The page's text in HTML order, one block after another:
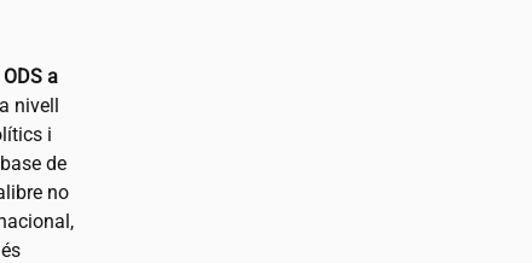
a
nivell
i
de
no